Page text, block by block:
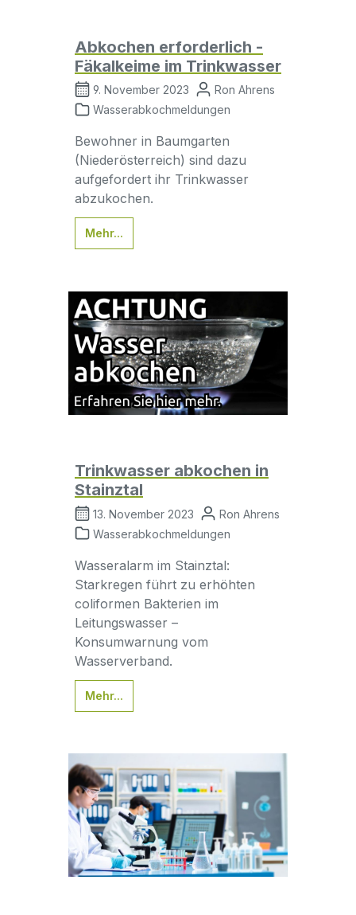
Abkochen erforderlich -
Fäkalkeime im Trinkwasser
9. November 2023
Ron Ahrens
Wasserabkochmeldungen
Bewohner in Baumgarten
(Niederösterreich) sind dazu
aufgefordert ihr Trinkwasser
abzukochen.
Mehr...
Trinkwasser abkochen in
Stainztal
13. November 2023
Ron Ahrens
Wasserabkochmeldungen
Wasseralarm im Stainztal:
Starkregen führt zu erhöhten
coliformen Bakterien im
Leitungswasser –
Konsumwarnung vom
Wasserverband.
Mehr...